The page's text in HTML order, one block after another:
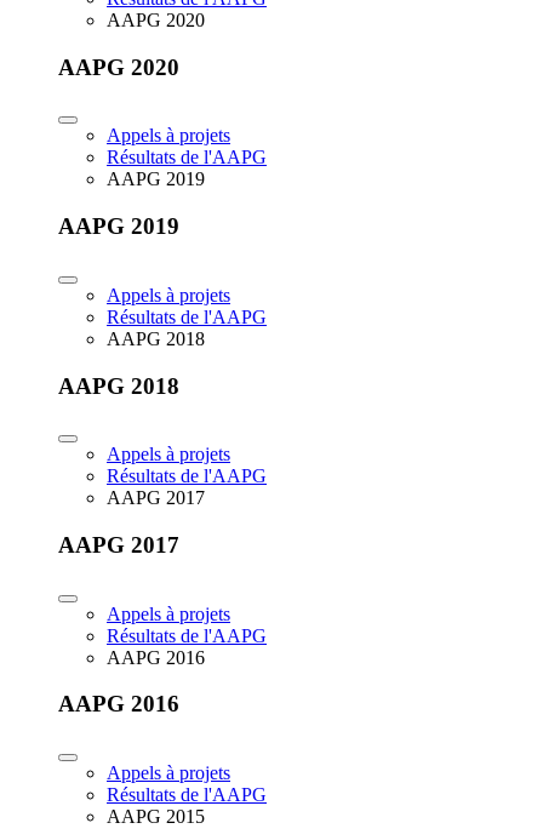
AAPG 2020
AAPG 2020
Appels à projets
Résultats de l'AAPG
AAPG 2019
AAPG 2019
Appels à projets
Résultats de l'AAPG
AAPG 2018
AAPG 2018
Appels à projets
Résultats de l'AAPG
AAPG 2017
AAPG 2017
Appels à projets
Résultats de l'AAPG
AAPG 2016
AAPG 2016
Appels à projets
Résultats de l'AAPG
AAPG 2015